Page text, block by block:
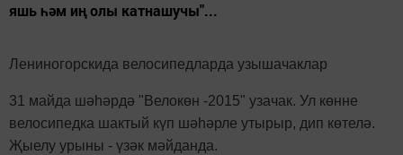
яшь һәм иң олы катнашучы"...
Лениногорскида велосипедларда узышачаклар
31 майда шәһәрдә "Велокөн -2015" узачак. Ул көнне
велосипедка шактый күп шәһәрле утырыр, дип көтелә.
Җыелу урыны - үзәк мәйданда.